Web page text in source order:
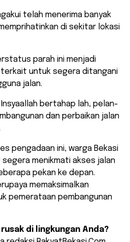
telah menerima banyak
di sekitar lokasi
parah ini menjadi
untuk segera ditangani
jalan.
bertahap lah, pelan-
dan perbaikan jalan
pengadaan ini, warga Bekasi
menikmati akses jalan
pekan ke depan.
memaksimalkan
pemerataan pembangunan
di lingkungan Anda?